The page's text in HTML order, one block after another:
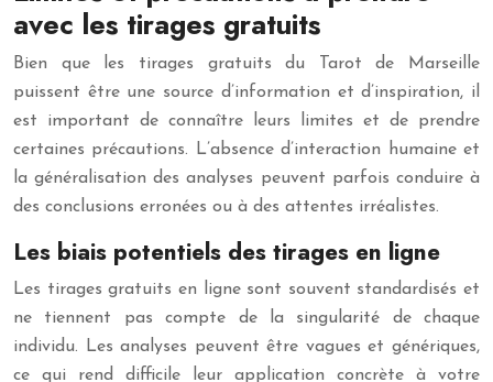
avec les tirages gratuits
Bien que les tirages gratuits du Tarot de Marseille
puissent être une source d’information et d’inspiration, il
est important de connaître leurs limites et de prendre
certaines précautions. L’absence d’interaction humaine et
la généralisation des analyses peuvent parfois conduire à
des conclusions erronées ou à des attentes irréalistes.
Les biais potentiels des tirages en ligne
Les tirages gratuits en ligne sont souvent standardisés et
ne tiennent pas compte de la singularité de chaque
individu. Les analyses peuvent être vagues et génériques,
ce qui rend difficile leur application concrète à votre